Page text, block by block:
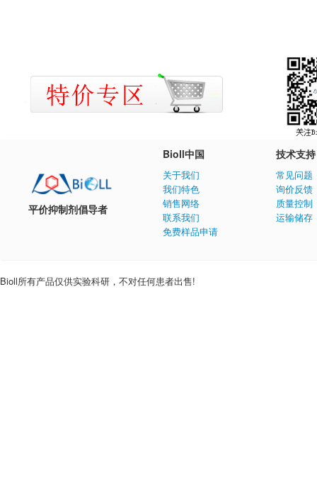
平价抑制剂倡导者
Bioll中国
关于我们
我们特色
销售网络
联系我们
免费样品申请
技术支持
常见问题
询价反馈
质量控制
运输储存
Bioll所有产品仅供实验科研，不对任何患者出售!